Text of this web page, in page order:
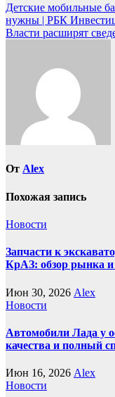
Навигация
по
Детские мобильные
нужны | РБК
Власти расширят
От Alex
Похожая запись
Новости
Запчасти к
КрАЗ: обзор рынка
Июн 30, 2026 Alex
Новости
Автомобили Лада у
качества и полный
Июн 16, 2026 Alex
Новости